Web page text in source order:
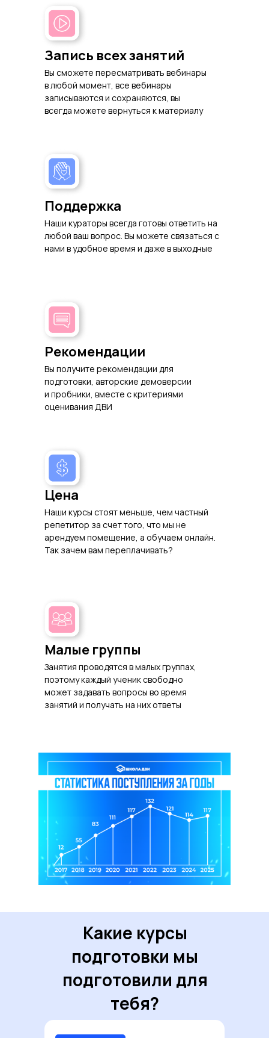
Запись всех занятий
Вы сможете пересматривать вебинары
в любой момент, все вебинары
записываются и сохраняются, вы
всегда можете вернуться к материалу
Наши кураторы всегда готовы ответить на
любой ваш вопрос. Вы можете связаться с
нами в удобное время и даже в выходные
Поддержка
Малые группы
Занятия проводятся в малых группах,
поэтому каждый ученик свободно
может задавать вопросы во время
занятий и получать на них ответы
Наши курсы стоят меньше, чем частный
репетитор за счет того, что мы не
арендуем помещение, а обучаем онлайн.
Так зачем вам переплачивать?
Цена
Рекомендации
Вы получите рекомендации для
подготовки, авторские демоверсии
и пробники, вместе с критериями
оценивания ДВИ
Количество наших
первокурсников
в МГИМО
Какие курсы
подготовки мы
подготовили для
тебя?